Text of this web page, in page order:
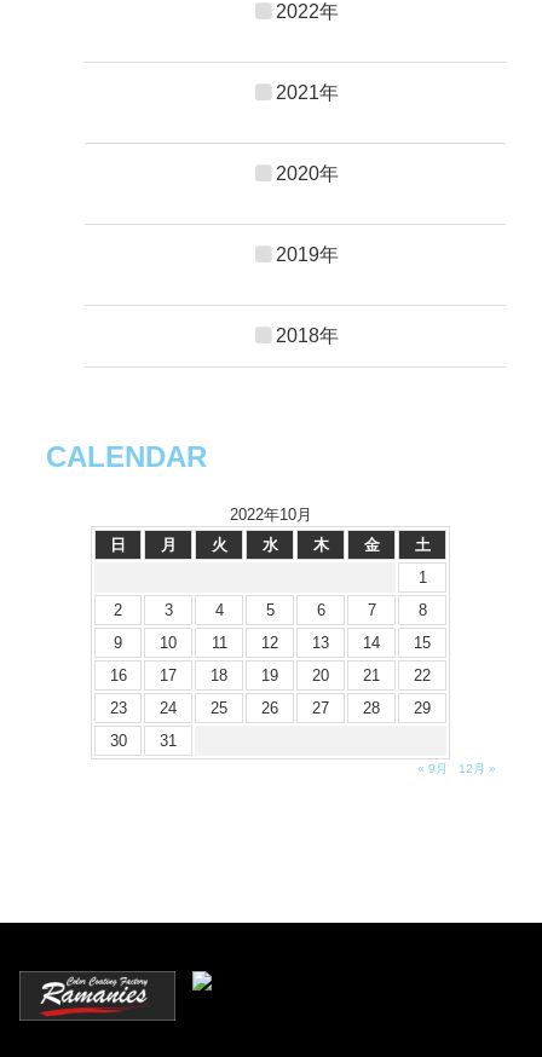
2022年
2021年
2020年
2019年
2018年
CALENDAR
2022年10月
日
月 火 水 木 金
土
1
2
3 4 5 6 7
8
9
10 11 12 13 14
15
16
17 18 19 20 21
22
23
24 25 26 27 28
29
30
31
« 9月 12月 »